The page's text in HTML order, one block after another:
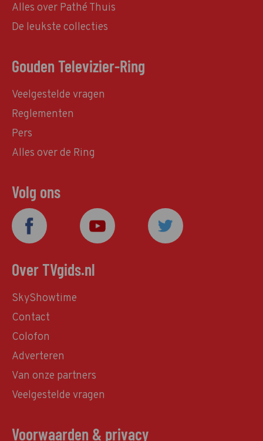
Alles over Pathé Thuis
De leukste collecties
Gouden Televizier-Ring
Veelgestelde vragen
Reglementen
Pers
Alles over de Ring
Volg ons
Over TVgids.nl
SkyShowtime
Contact
Colofon
Adverteren
Van onze partners
Veelgestelde vragen
Voorwaarden & privacy